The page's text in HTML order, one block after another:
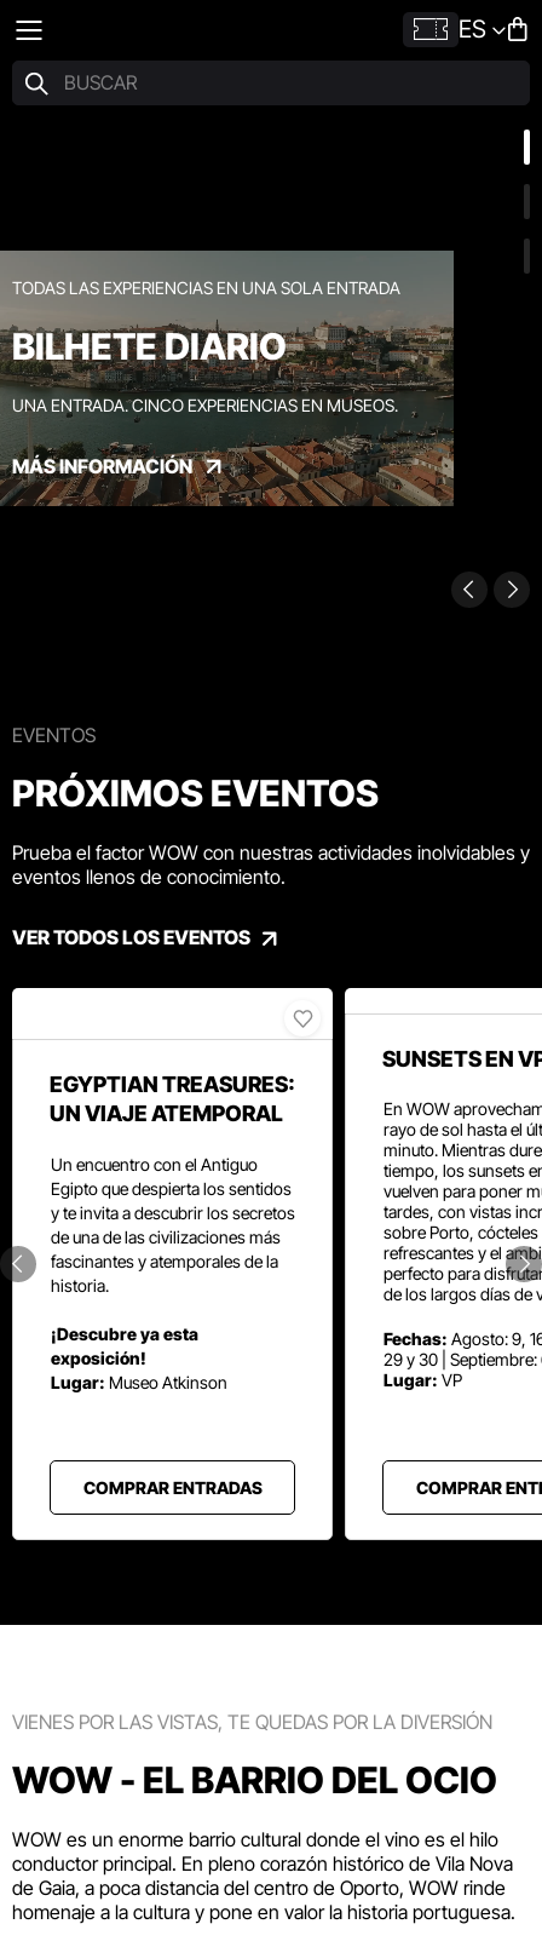
ES
TODAS LAS EXPERIENCIAS EN UNA SOLA ENTRADA
BILHETE DIARIO
UNA ENTRADA. CINCO EXPERIENCIAS EN MUSEOS.
MÁS INFORMACIÓN
EVENTOS
PRÓXIMOS EVENTOS
Prueba el factor WOW con nuestras actividades inolvidables y
eventos llenos de conocimiento.
VER TODOS LOS EVENTOS
EGYPTIAN TREASURES:
UN VIAJE ATEMPORAL
Un encuentro con el Antiguo
Egipto que despierta los sentidos
y te invita a descubrir los secretos
de una de las civilizaciones más
fascinantes y atemporales de la
historia.
¡Descubre ya esta
exposición!
Lugar: Museo Atkinson
COMPRAR ENTRADAS
SUNSETS EN
En WOW
rayo de sol hasta el
minuto. Mientras
tiempo, los sunsets
vuelven para poner
tardes, con vistas
sobre Porto, cócteles
refrescantes y el
perfecto para
de los largos días de
Fechas: Agosto: 9,
29 y 30 |
Lugar: VP
COMPRAR
VIENES POR LAS VISTAS, TE QUEDAS POR LA DIVERSIÓN
WOW - EL BARRIO DEL OCIO
WOW es un enorme barrio cultural donde el vino es el hilo
conductor principal. En pleno corazón histórico de Vila Nova
de Gaia, a poca distancia del centro de Oporto, WOW rinde
homenaje a la cultura y pone en valor la historia portuguesa.